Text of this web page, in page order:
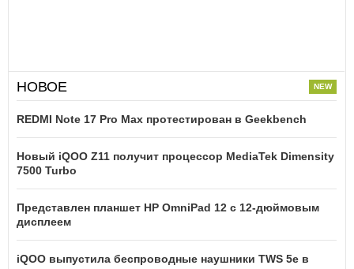
НОВОЕ
REDMI Note 17 Pro Max протестирован в Geekbench
Новый iQOO Z11 получит процессор MediaTek Dimensity
7500 Turbo
Представлен планшет HP OmniPad 12 с 12-дюймовым
дисплеем
iQOO выпустила беспроводные наушники TWS 5e в